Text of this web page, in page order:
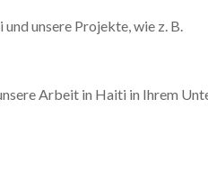
unsere Projekte, wie z. B.
Arbeit in Haiti in Ihrem